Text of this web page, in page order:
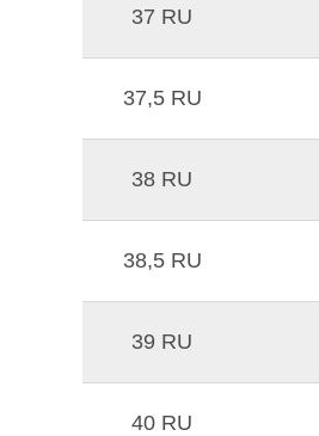
37 RU
37,5 RU
38 RU
38,5 RU
39 RU
40 RU